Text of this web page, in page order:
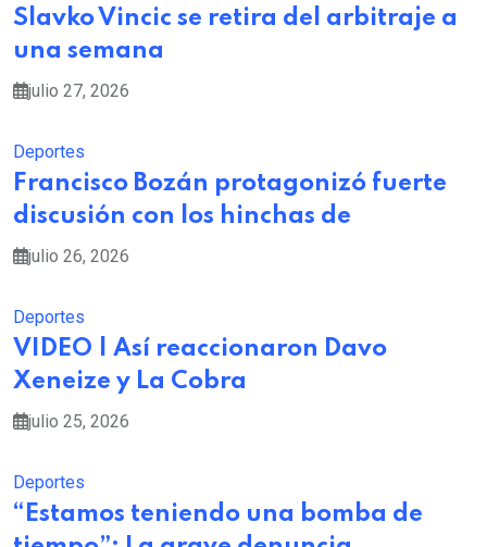
Slavko Vincic se retira del arbitraje a
una semana
julio 27, 2026
Deportes
Francisco Bozán protagonizó fuerte
discusión con los hinchas de
julio 26, 2026
Deportes
VIDEO | Así reaccionaron Davo
Xeneize y La Cobra
julio 25, 2026
Deportes
“Estamos teniendo una bomba de